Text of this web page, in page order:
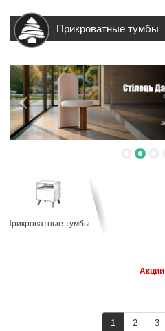
Прикроватные тумбы
Прикроватные тумбы
Акции
1 2 3